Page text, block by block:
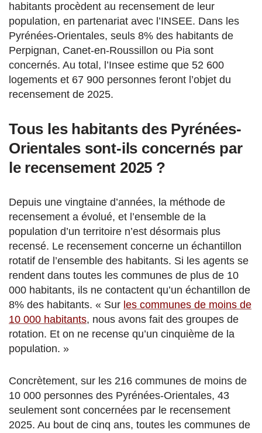
habitants procèdent au recensement de leur
population, en partenariat avec l’INSEE. Dans les
Pyrénées-Orientales, seuls 8% des habitants de
Perpignan, Canet-en-Roussillon ou Pia sont
concernés. Au total, l’Insee estime que 52 600
logements et 67 900 personnes feront l’objet du
recensement de 2025.
Tous les habitants des Pyrénées-
Orientales sont-ils concernés par
le recensement 2025 ?
Depuis une vingtaine d’années, la méthode de
recensement a évolué, et l’ensemble de la
population d’un territoire n’est désormais plus
recensé. Le recensement concerne un échantillon
rotatif de l’ensemble des habitants. Si les agents se
rendent dans toutes les communes de plus de 10
000 habitants, ils ne contactent qu’un échantillon de
8% des habitants. « Sur les communes de moins de
10 000 habitants, nous avons fait des groupes de
rotation. Et on ne recense qu’un cinquième de la
population. »
Concrètement, sur les 216 communes de moins de
10 000 personnes des Pyrénées-Orientales, 43
seulement sont concernées par le recensement
2025. Au bout de cinq ans, toutes les communes de